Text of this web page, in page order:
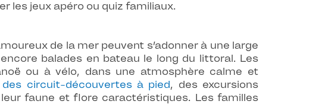
les jeux apéro ou quiz familiaux.
de la mer peuvent s’adonner à une large
balades en bateau le long du littoral. Les
ou à vélo, dans une atmosphère calme et
circuit-découvertes à pied, des excursions
faune et flore caractéristiques. Les familles